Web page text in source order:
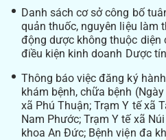
Danh sách cơ sở công bố
quản thuốc, nguyên liệu làm
động dược không thuộc diện
điều kiện kinh doanh Dược
Thông báo việc đăng ký
khám bệnh, chữa bệnh
xã Phú Thuận; Trạm Y tế xã
Nam Phước; Trạm Y tế xã
khoa An Đức; Bệnh viện đa